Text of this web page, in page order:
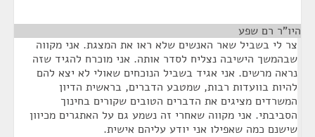
היו"ר רם שפע
צר לי בשביל שאר האנשים שלא ראו את המצגת. אני מקווה
שבהמשך הישיבה נצליח לסדר אותה. אני מוכרח להגיד שזה
נראה מרשים. אני אגיד בשביל הנוכחים שאולי לא יצא להם
להיות בוועדות רבות, שמטבע הדברים, בראשית הדיון
המשרדים מציגים את הדברים הטובים שקורים בחינוך
הסביבתי. אני מקווה שאחרי זה נשמע גם על האתגרים מכיוון
שישנם כמה שאפילו אני יודע עליהם אישית.